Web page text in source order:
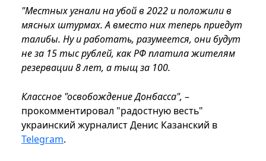
"Местных угнали на убой в 2022 и положили в
мясных штурмах. А вместо них теперь приедут
талибы. Ну и работать, разумеется, они будут
не за 15 тыс рублей, как РФ платила жителям
резервации 8 лет, а тыщ за 100.
Классное "освобождение Донбасса", –
прокомментировал "радостную весть"
украинский журналист Денис Казанский в
Telegram.